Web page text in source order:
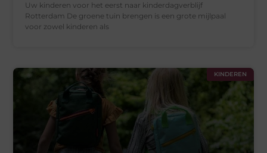
Uw kinderen voor het eerst naar kinderdagverblijf
Rotterdam De groene tuin brengen is een grote mijlpaal
voor zowel kinderen als
KINDEREN